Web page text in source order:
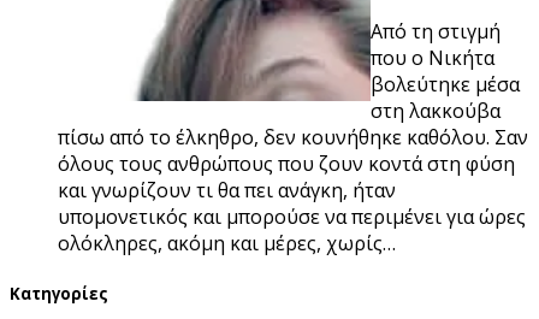
Από τη στιγμή
που ο Νικήτα
βολεύτηκε μέσα
στη λακκούβα
πίσω από το έλκηθρο, δεν κουνήθηκε καθόλου. Σαν
όλους τους ανθρώπους που ζουν κοντά στη φύση
και γνωρίζουν τι θα πει ανάγκη, ήταν
υπομονετικός και μπορούσε να περιμένει για ώρες
ολόκληρες, ακόμη και μέρες, χωρίς…
Kατηγορίες